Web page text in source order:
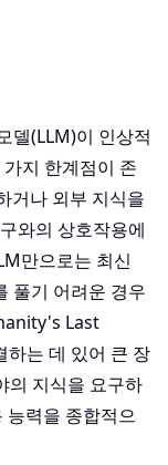
델(LLM)이 인상적
지 한계점이 존
거나 외부 지식을
와의 상호작용에
만으로는 최신
풀기 어려운 경우
Last
하는 데 있어 큰 장
의 지식을 요구하
능력을 종합적으